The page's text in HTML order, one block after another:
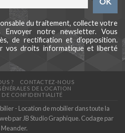
du traitement, collecte votre
Envoyer notre newsletter. Vous
de rectification et d’opposition.
vos droits informatique et liberté
?
CONTACTEZ-NOUS
DE LOCATION
CONFIDENTIALITÉ
- Location de mobilier dans toute la
par JB Studio Graphique. Codage par
Meander.